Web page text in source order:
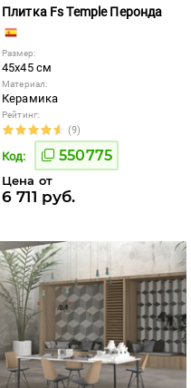
Плитка Fs Temple Перонда
Размер:
45x45 см
Материал:
Керамика
Рейтинг:
(9)
Код: 550775
Цена от
6 711 руб.